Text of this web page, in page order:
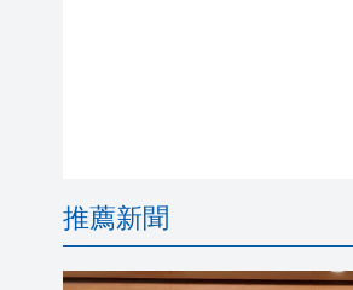
推薦新聞